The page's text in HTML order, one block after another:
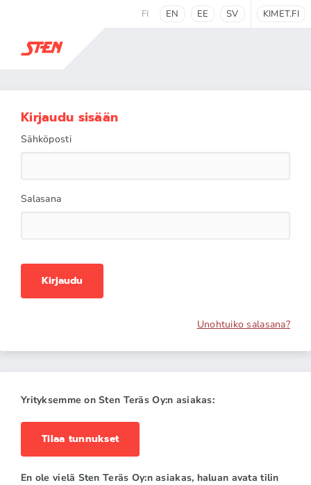
FI EN EE SV KIMET.FI
Kirjaudu sisään
Sähköposti
Salasana
Kirjaudu
Unohtuiko salasana?
Yrityksemme on Sten Teräs Oy:n asiakas:
Tilaa tunnukset
En ole vielä Sten Teräs Oy:n asiakas, haluan avata tilin